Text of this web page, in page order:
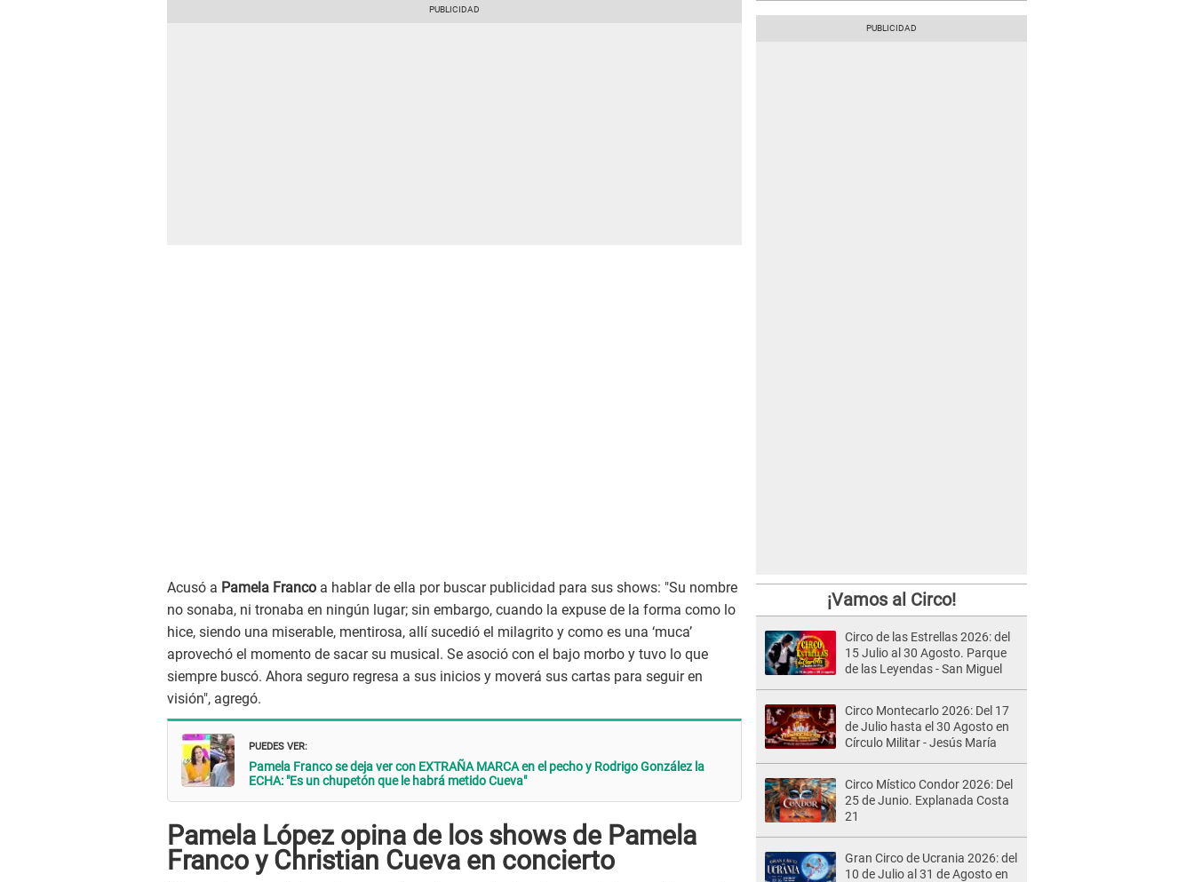
Acusó a Pamela Franco a hablar de ella por buscar publicidad para sus shows: "Su nombre
no sonaba, ni tronaba en ningún lugar; sin embargo, cuando la expuse de la forma como lo
hice, siendo una miserable, mentirosa, allí sucedió el milagrito y como es una ‘muca’
aprovechó el momento de sacar su musical. Se asoció con el bajo morbo y tuvo lo que
siempre buscó. Ahora seguro regresa a sus inicios y moverá sus cartas para seguir en
visión", agregó.
PUEDES VER:
Pamela Franco se deja ver con EXTRAÑA MARCA en el pecho y Rodrigo González la
ECHA: "Es un chupetón que le habrá metido Cueva"
Pamela López opina de los shows de Pamela
Franco y Christian Cueva en concierto
¡Vamos al Circo!
Circo de las Estrellas 2026: del
15 Julio al 30 Agosto. Parque
de las Leyendas - San Miguel
Circo Montecarlo 2026: Del 17
de Julio hasta el 30 Agosto en
Círculo Militar - Jesús María
Circo Místico Condor 2026: Del
25 de Junio. Explanada Costa
21
Gran Circo de Ucrania 2026: del
10 de Julio al 31 de Agosto en